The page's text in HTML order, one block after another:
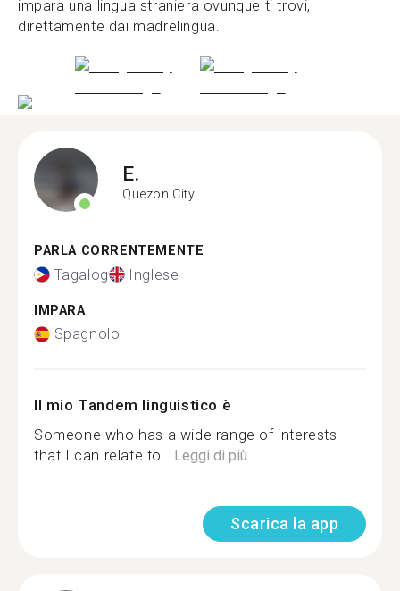
impara una lingua straniera ovunque ti trovi,
direttamente dai madrelingua.
E.
Quezon City
PARLA CORRENTEMENTE
Tagalog Inglese
IMPARA
Spagnolo
Il mio Tandem linguistico è
Someone who has a wide range of interests
that I can relate to...Leggi di più
Scarica la app